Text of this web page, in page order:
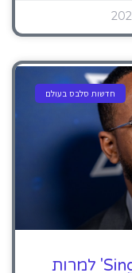
חדשות סלבס בעולם
מרקוס ג'ורדן עדיין 'Single AF' למרות